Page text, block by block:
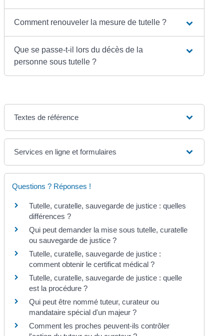
Comment renouveler la mesure de tutelle ?
Que se passe-t-il lors du décès de la
personne sous tutelle ?
Textes de référence
Services en ligne et formulaires
Questions ? Réponses !
Tutelle, curatelle, sauvegarde de justice : quelles
différences ?
Qui peut demander la mise sous tutelle, curatelle
ou sauvegarde de justice ?
Tutelle, curatelle, sauvegarde de justice :
comment obtenir le certificat médical ?
Tutelle, curatelle, sauvegarde de justice : quelle
est la procédure ?
Qui peut être nommé tuteur, curateur ou
mandataire spécial d'un majeur ?
Comment les proches peuvent-ils contrôler